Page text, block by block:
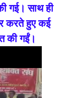
गई। साथ ही
करते हुए कई
की गईं।